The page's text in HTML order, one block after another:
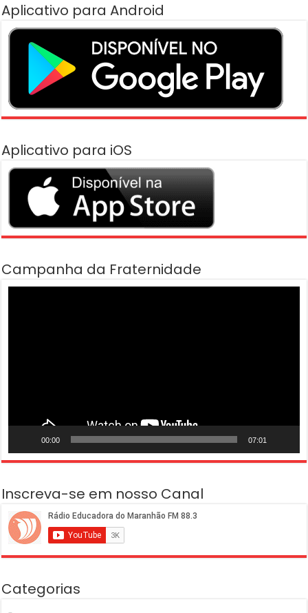
Aplicativo para Android
Aplicativo para iOS
Campanha da Fraternidade
00:00 07:01
Inscreva-se em nosso Canal
Categorias